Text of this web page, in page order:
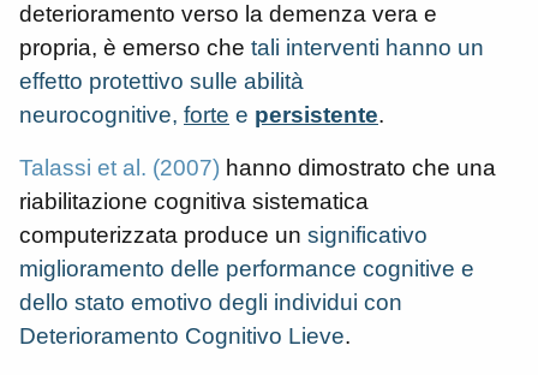
deterioramento verso la demenza vera e
propria, è emerso che tali interventi hanno un
effetto protettivo sulle abilità
neurocognitive, forte e persistente.
Talassi et al. (2007) hanno dimostrato che una
riabilitazione cognitiva sistematica
computerizzata produce un significativo
miglioramento delle performance cognitive e
dello stato emotivo degli individui con
Deterioramento Cognitivo Lieve.